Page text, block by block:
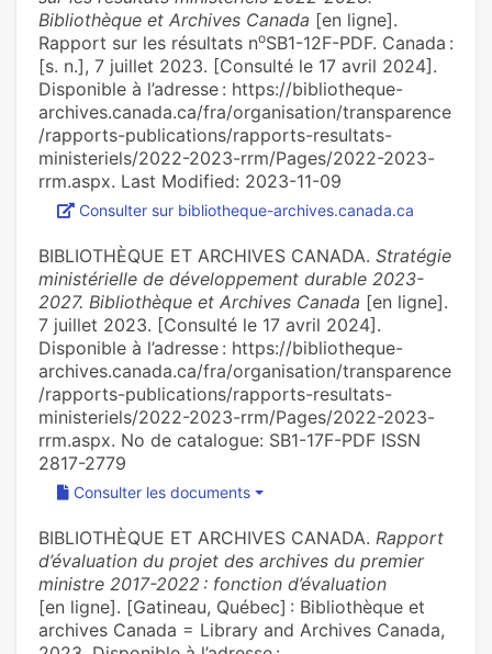
Bibliothèque et Archives Canada [en ligne].
Rapport sur les résultats noSB1-12F-PDF. Canada :
[s. n.], 7 juillet 2023. [Consulté le 17 avril 2024].
Disponible à l’adresse : https://bibliotheque-
archives.canada.ca/fra/organisation/transparence
/rapports-publications/rapports-resultats-
ministeriels/2022-2023-rrm/Pages/2022-2023-
rrm.aspx. Last Modified: 2023-11-09
Consulter sur bibliotheque-archives.canada.ca
BIBLIOTHÈQUE ET ARCHIVES CANADA. Stratégie
ministérielle de développement durable 2023-
2027. Bibliothèque et Archives Canada [en ligne].
7 juillet 2023. [Consulté le 17 avril 2024].
Disponible à l’adresse : https://bibliotheque-
archives.canada.ca/fra/organisation/transparence
/rapports-publications/rapports-resultats-
ministeriels/2022-2023-rrm/Pages/2022-2023-
rrm.aspx. No de catalogue: SB1-17F-PDF ISSN
2817-2779
Consulter les documents
BIBLIOTHÈQUE ET ARCHIVES CANADA. Rapport
d’évaluation du projet des archives du premier
ministre 2017-2022 : fonction d’évaluation
[en ligne]. [Gatineau, Québec] : Bibliothèque et
archives Canada = Library and Archives Canada,